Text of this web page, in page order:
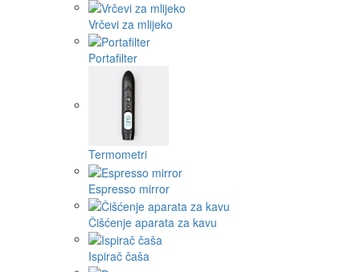
Vrčevi za mlijeko
Portafilter
Termometri
Espresso mirror
Čišćenje aparata za kavu
Ispirač čaša